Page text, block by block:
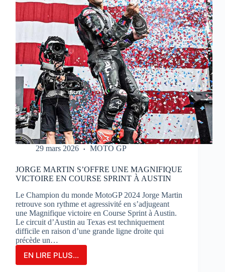
CO-
ÉQUIPIER
JORGE
MARTIN
29 mars 2026 MOTO GP
JORGE MARTIN S’OFFRE UNE MAGNIFIQUE
VICTOIRE EN COURSE SPRINT À AUSTIN
Le Champion du monde MotoGP 2024 Jorge Martin
retrouve son rythme et agressivité en s’adjugeant
une Magnifique victoire en Course Sprint à Austin.
Le circuit d’Austin au Texas est techniquement
difficile en raison d’une grande ligne droite qui
précède un…
EN LIRE PLUS...
JORGE